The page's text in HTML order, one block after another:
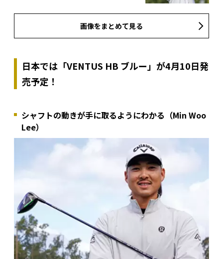
画像をまとめて見る
日本では「VENTUS HB ブルー」が4月10日発
売予定！
シャフトの動きが手に取るようにわかる（Min Woo
Lee）